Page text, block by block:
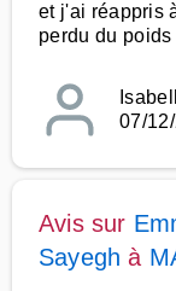
et j'ai réappris
perdu du poids
07/
Avis sur
Sayegh à